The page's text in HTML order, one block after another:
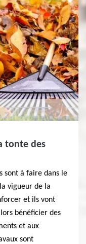
tonte des
sont à faire dans le
vigueur de la
et ils vont
bénéficier des
et aux
sont